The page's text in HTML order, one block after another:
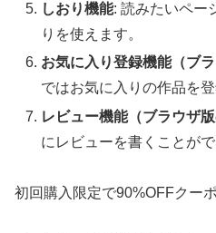
しおり機能: 読みたいペー
りを使えます。
お気に入り登録機能（ブラ
ではお気に入りの作品を登
レビュー機能（ブラウザ版
にレビューを書くことがで
初回購入限定で90%OFFクー